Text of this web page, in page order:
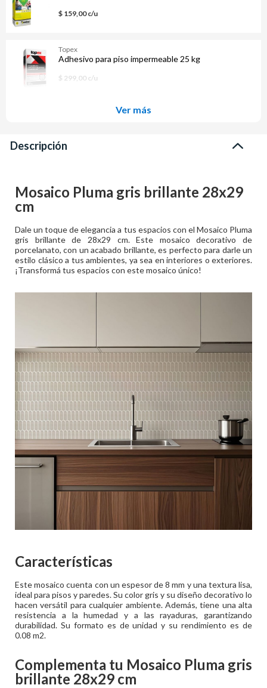
$ 159,00 c/u
Topex
Adhesivo para piso impermeable 25 kg
$ 299,00 c/u
Ver más
Descripción
Mosaico Pluma gris brillante 28x29
cm
Dale un toque de elegancia a tus espacios con el Mosaico Pluma
gris brillante de 28x29 cm. Este mosaico decorativo de
porcelanato, con un acabado brillante, es perfecto para darle un
estilo clásico a tus ambientes, ya sea en interiores o exteriores.
¡Transformá tus espacios con este mosaico único!
Características
Este mosaico cuenta con un espesor de 8 mm y una textura lisa,
ideal para pisos y paredes. Su color gris y su diseño decorativo lo
hacen versátil para cualquier ambiente. Además, tiene una alta
resistencia a la humedad y a las rayaduras, garantizando
durabilidad. Su formato es de unidad y su rendimiento es de
0.08 m2.
Complementa tu Mosaico Pluma gris
brillante 28x29 cm